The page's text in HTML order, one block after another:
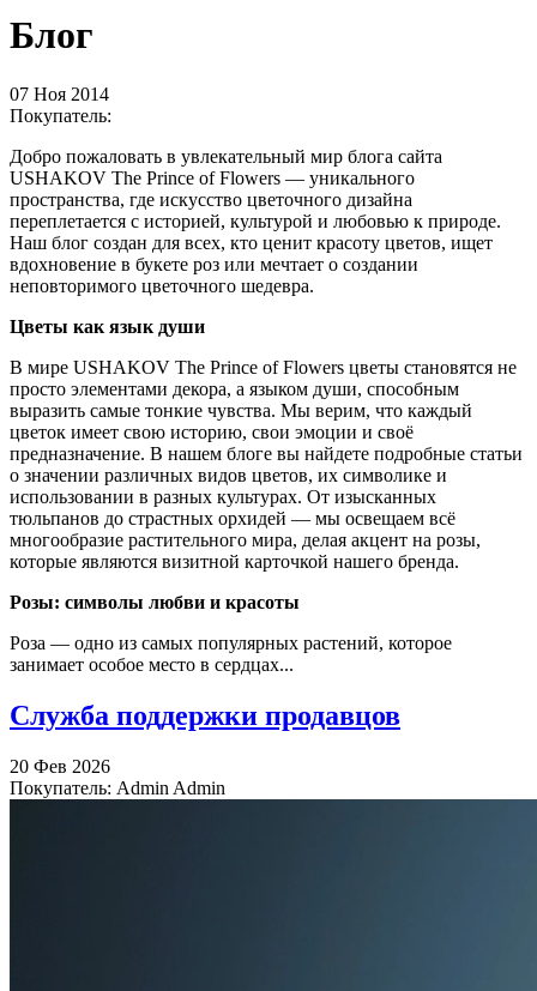
Блог
07 Ноя 2014
Покупатель:
Добро пожаловать в увлекательный мир блога сайта
USHAKOV The Prince of Flowers — уникального
пространства, где искусство цветочного дизайна
переплетается с историей, культурой и любовью к природе.
Наш блог создан для всех, кто ценит красоту цветов, ищет
вдохновение в букете роз или мечтает о создании
неповторимого цветочного шедевра.
Цветы как язык души
В мире USHAKOV The Prince of Flowers цветы становятся не
просто элементами декора, а языком души, способным
выразить самые тонкие чувства. Мы верим, что каждый
цветок имеет свою историю, свои эмоции и своё
предназначение. В нашем блоге вы найдете подробные статьи
о значении различных видов цветов, их символике и
использовании в разных культурах. От изысканных
тюльпанов до страстных орхидей — мы освещаем всё
многообразие растительного мира, делая акцент на розы,
которые являются визитной карточкой нашего бренда.
Розы: символы любви и красоты
Роза — одно из самых популярных растений, которое
занимает особое место в сердцах...
Служба поддержки продавцов
20 Фев 2026
Покупатель: Admin Admin